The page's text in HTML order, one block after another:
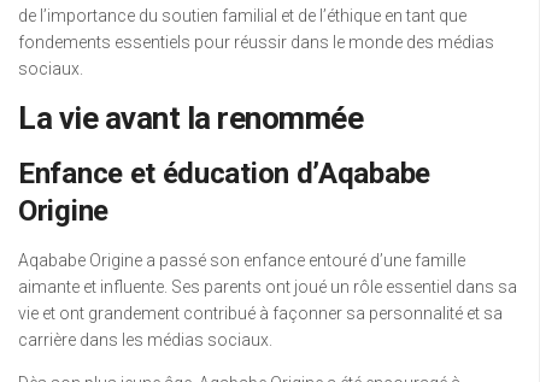
de l’importance du soutien familial et de l’éthique en tant que
fondements essentiels pour réussir dans le monde des médias
sociaux.
La vie avant la renommée
Enfance et éducation d’Aqababe
Origine
Aqababe Origine a passé son enfance entouré d’une famille
aimante et influente. Ses parents ont joué un rôle essentiel dans sa
vie et ont grandement contribué à façonner sa personnalité et sa
carrière dans les médias sociaux.